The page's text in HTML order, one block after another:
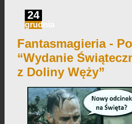
24
grudnia
Fantasmagieria -
“Wydanie
z Doliny Węży”